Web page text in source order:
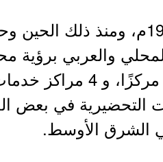
- انطلقت شركة الخليج للتدريب والتعليم
والعربي برؤية
سعودية مساهمة عامة متواجدة
في بعض
في الشرق الأوسط.